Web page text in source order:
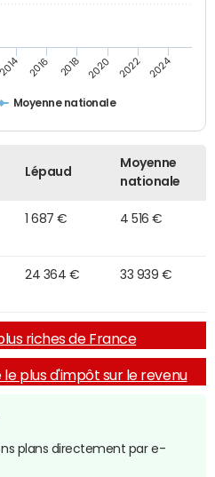
Moyenne nationale
2014 2016 2018 2020 2022 2024
Lépaud
Moyenne
nationale
1 687 € 4 516 €
24 364 € 33 939 €
riches de France
le plus d'impôt sur le revenu
plans directement par e-